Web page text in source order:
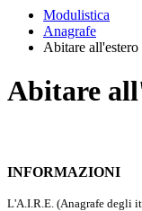
Modulistica
Anagrafe
Abitare all'estero
Abitare
INFORMAZIONI
L'A.I.R.E. (Anagrafe degli